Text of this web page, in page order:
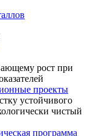
рост при
проекты
устойчивого
чистый
программа